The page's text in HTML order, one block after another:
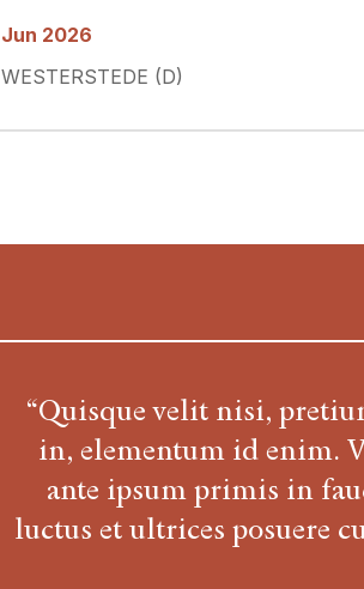
Jun 2026
WESTERSTEDE (D)
“Quisque velit nisi,
in, elementum id enim.
ante ipsum primis in
luctus et ultrices posuere